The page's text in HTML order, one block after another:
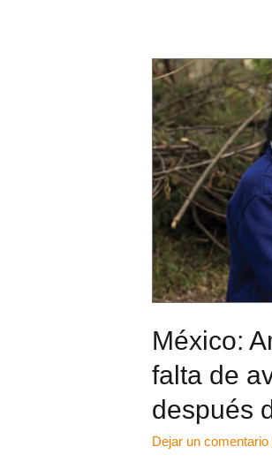
México:
falta de
después
Dejar un comentario